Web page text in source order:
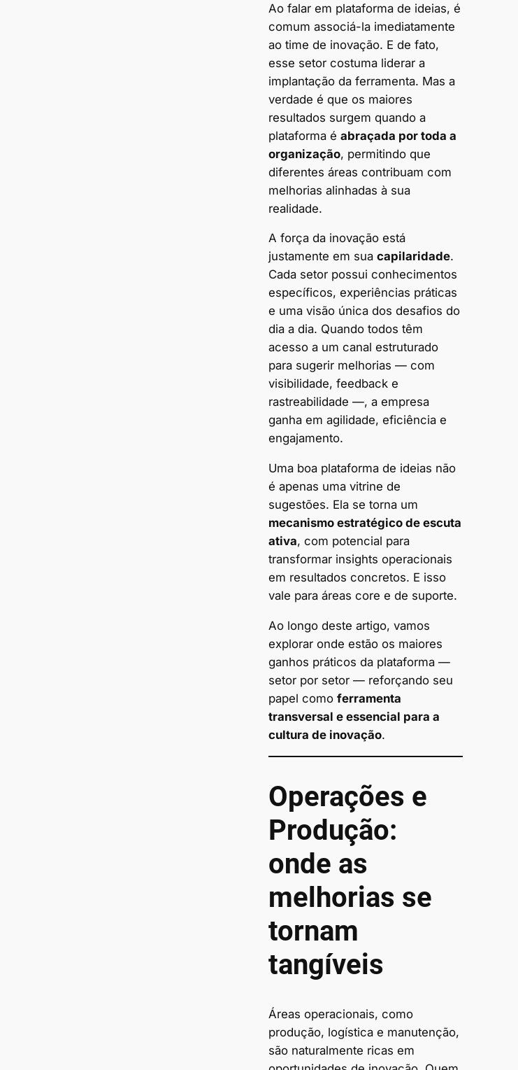
Ao falar em plataforma de ideias, é
comum associá-la imediatamente
ao time de inovação. E de fato,
esse setor costuma liderar a
implantação da ferramenta. Mas a
verdade é que os maiores
resultados surgem quando a
plataforma é abraçada por toda a
organização, permitindo que
diferentes áreas contribuam com
melhorias alinhadas à sua
realidade.
A força da inovação está
justamente em sua capilaridade.
Cada setor possui conhecimentos
específicos, experiências práticas
e uma visão única dos desafios do
dia a dia. Quando todos têm
acesso a um canal estruturado
para sugerir melhorias — com
visibilidade, feedback e
rastreabilidade —, a empresa
ganha em agilidade, eficiência e
engajamento.
Uma boa plataforma de ideias não
é apenas uma vitrine de
sugestões. Ela se torna um
mecanismo estratégico de escuta
ativa, com potencial para
transformar insights operacionais
em resultados concretos. E isso
vale para áreas core e de suporte.
Ao longo deste artigo, vamos
explorar onde estão os maiores
ganhos práticos da plataforma —
setor por setor — reforçando seu
papel como ferramenta
transversal e essencial para a
cultura de inovação.
Operações e
Produção:
onde as
melhorias se
tornam
tangíveis
Áreas operacionais, como
produção, logística e manutenção,
são naturalmente ricas em